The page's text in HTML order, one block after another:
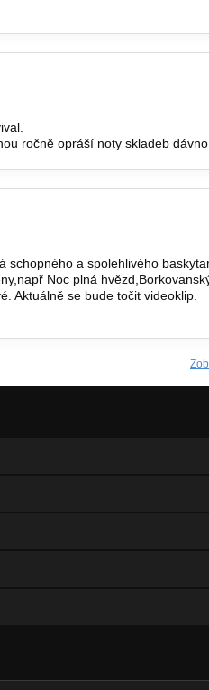
ročně opráší noty skladeb
schopného a spolehlivého
Noc plná
Aktuálně se bude točit videoklip.